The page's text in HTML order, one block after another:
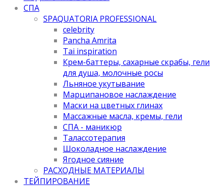
СПА
SPAQUATORIA PROFESSIONAL
celebrity
Pancha Amrita
Tai inspiration
Крем-баттеры, сахарные скрабы, гели
для душа, молочные росы
Льняное укутывание
Марципановое наслаждение
Маски на цветных глинах
Массажные масла, кремы, гели
СПА - маникюр
Талассотерапия
Шоколадное наслаждение
Ягодное сияние
РАСХОДНЫЕ МАТЕРИАЛЫ
ТЕЙПИРОВАНИЕ